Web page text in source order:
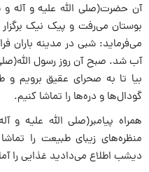
آن حضرت(صلی الله علیه و آله
بوستان می‌رفت و پیک نیک برگزار
می‌فرماید: شبی در مدینه باران
آب شد. صبح آن روز رسول
بیا تا به صحرای عقیق برویم
گودال‌ها و دره‌ها را تماشا کنیم.
همراه پیامبر(صلی الله علیه و
منظره‌های زیبای طبیعت را
دیشب اطلاع می‌دادید غذایی را